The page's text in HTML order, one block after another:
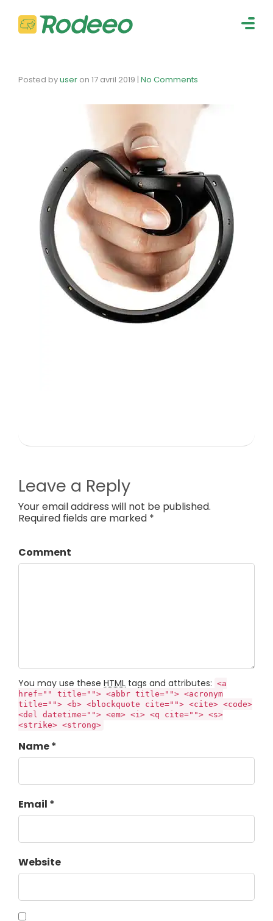
Posted byuser on 17 avril 2019 | No Comments
Leave a Reply
Your email address will not be published.
Required fields are marked *
Comment
You may use these HTML tags and attributes: <a
href="" title=""> <abbr title=""> <acronym
title=""> <b> <blockquote cite=""> <cite> <code>
<del datetime=""> <em> <i> <q cite=""> <s>
<strike> <strong>
Name *
Email *
Website